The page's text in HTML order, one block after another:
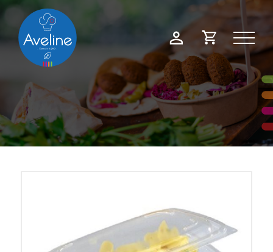
Mon Demande
devis
Panneau de gestion des cookies